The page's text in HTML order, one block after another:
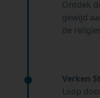
Ontdek
gewijd
de
Verken
Loop